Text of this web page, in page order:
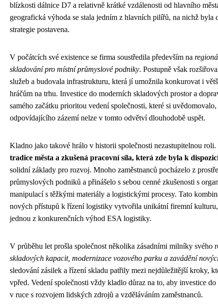
blízkosti dálnice D7 a relativně krátké vzdálenosti od hlavního
geografická výhoda se stala jedním z hlavních pilířů, na nichž byla
strategie postavena.
V počátcích své existence se firma soustředila především na
skladování pro místní průmyslové podniky. Postupně však
služeb a budovala infrastrukturu, která jí umožnila konkurovat i
hráčům na trhu. Investice do moderních skladových prostor a
samého začátku prioritou vedení společnosti, které si uvědomovalo,
odpovídajícího zázemí nelze v tomto odvětví dlouhodobě uspět.
Kladno jako takové hrálo v historii společnosti nezastupitelnou roli.
tradice města a zkušená pracovní síla, která zde byla k
solidní základy pro rozvoj. Mnoho zaměstnanců pocházelo z
průmyslových podniků a přinášelo s sebou cenné zkušenosti s
manipulací s těžkými materiály a logistickými procesy. Tato
nových přístupů k řízení logistiky vytvořila unikátní firemní kulturu,
jednou z konkurenčních výhod ESA logistiky.
V průběhu let prošla společnost několika zásadními milníky svého
skladových kapacit, modernizace vozového parku a zavádění
sledování zásilek a řízení skladu patřily mezi nejdůležitější kroky,
vpřed. Vedení společnosti vždy kladlo důraz na to, aby investice
v ruce s rozvojem lidských zdrojů a vzděláváním zaměstnanců.